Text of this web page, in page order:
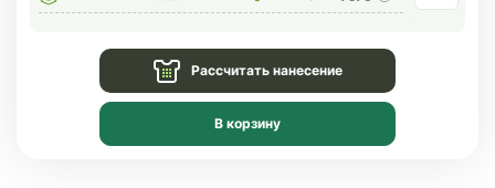
Рассчитать нанесение
В корзину